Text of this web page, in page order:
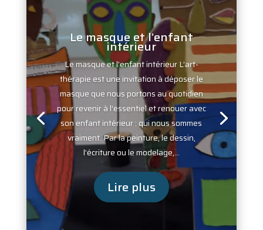
Le masque et l’enfant
intérieur
Le masque et l'enfant intérieur L’art-
thérapie est une invitation à déposer le
masque que nous portons au quotidien
pour revenir à l’essentiel et renouer avec
son enfant intérieur : qui nous sommes
vraiment. Par la peinture, le dessin,
l’écriture ou le modelage,...
Lire plus